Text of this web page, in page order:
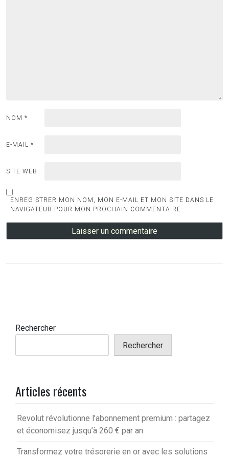
NOM *
E-MAIL *
SITE WEB
ENREGISTRER MON NOM, MON E-MAIL ET MON SITE DANS LE
NAVIGATEUR POUR MON PROCHAIN COMMENTAIRE.
Rechercher
Rechercher
Articles récents
Revolut révolutionne l’abonnement premium : partagez
et économisez jusqu’à 260 € par an
Transformez votre trésorerie en or avec les solutions